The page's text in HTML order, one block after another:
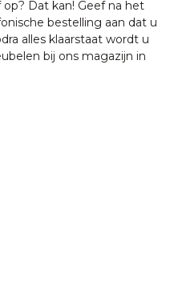
Dat kan! Geef na het
bestelling aan dat u
alles klaarstaat wordt u
bij ons magazijn in